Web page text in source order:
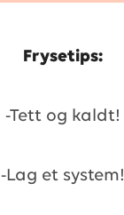
Frysetips:
-Tett og kaldt!
-Lag et system!